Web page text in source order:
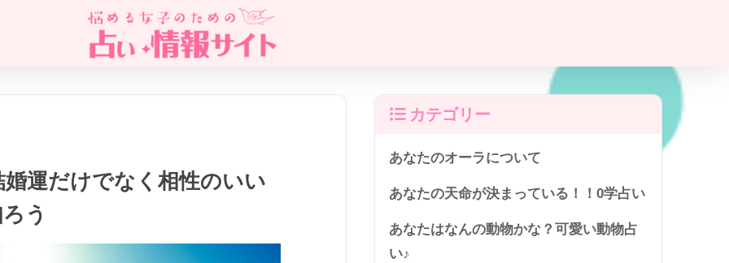
運だけでなく相性のいい
う
カテゴリー
あなたのオーラについて
あなたの天命が決まっている！！0学占い
あなたはなんの動物かな？可愛い動物占
い♪